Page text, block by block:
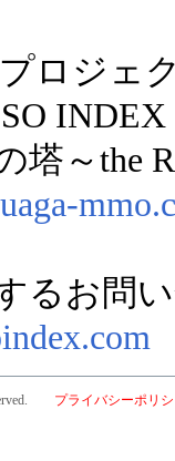
ロジェ
塔～the
るお問